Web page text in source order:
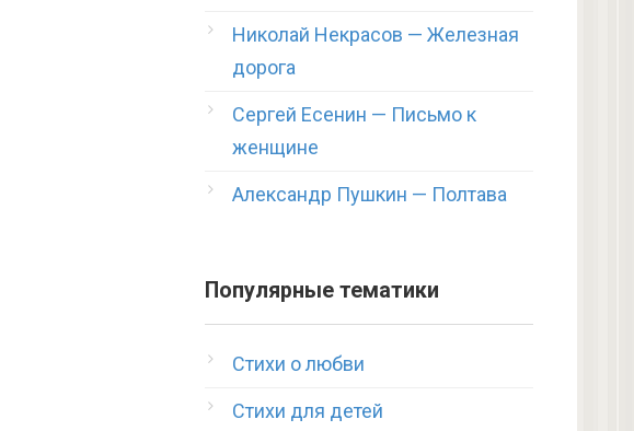
Николай Некрасов — Железная
дорога
Сергей Есенин — Письмо к
женщине
Александр Пушкин — Полтава
Популярные тематики
Стихи о любви
Стихи для детей